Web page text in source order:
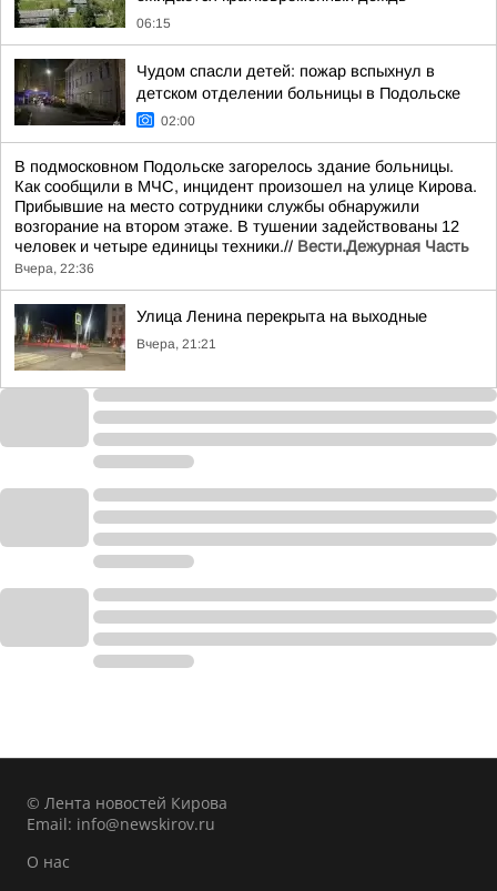
06:15
Чудом спасли детей: пожар вспыхнул в
детском отделении больницы в Подольске
02:00
В подмосковном Подольске загорелось здание больницы.
Как сообщили в МЧС, инцидент произошел на улице Кирова.
Прибывшие на место сотрудники службы обнаружили
возгорание на втором этаже. В тушении задействованы 12
человек и четыре единицы техники.// Вести.Дежурная Часть
Вчера, 22:36
Улица Ленина перекрыта на выходные
Вчера, 21:21
© Лента новостей Кирова
Email: info@newskirov.ru
О нас